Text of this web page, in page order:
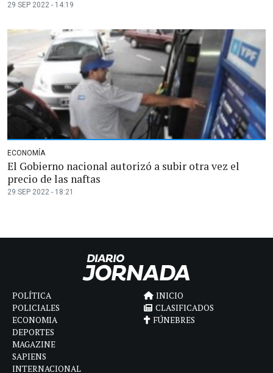
29 SEP 2022 - 14:19
ECONOMÍA
El Gobierno nacional autorizó a subir otra vez el
precio de las naftas
29 SEP 2022 - 18:21
POLÍTICA
POLICIALES
ECONOMIA
DEPORTES
MAGAZINE
SAPIENS
INTERNACIONAL
INICIO
CLASIFICADOS
FÚNEBRES